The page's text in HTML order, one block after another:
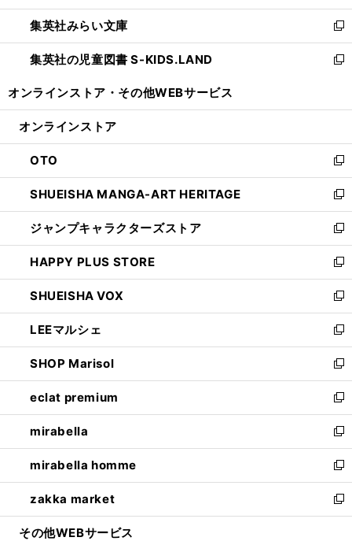
開
く
ウ
で
開
く
ン
ド
ウ
で
ウ
ィ
ン
ド
開
集英社みらい文庫
新
し
い
ン
ウ
で
開
く
集英社の児童図書 S-KIDS.LAND
新
ウ
ン
ド
ウ
で
開
く
オンラインストア・ その他WEBサービス
オンラインストア
OTO
新
し
い
ウ
ィ
ン
ド
ウ
で
開
く
SHUEISHA MANGA-ART HERITAGE
新
し
い
ウ
ィ
ン
ド
ウ
で
開
く
ジャンプキャラクターズストア
新
し
い
ウ
ィ
ン
ド
ウ
で
開
く
HAPPY PLUS STORE
新
し
い
ウ
ィ
ン
ド
ウ
で
開
く
SHUEISHA VOX
新
し
い
ウ
ィ
ン
ド
ウ
で
開
く
LEEマルシェ
新
し
い
ウ
ィ
ン
ド
ウ
で
開
く
SHOP Marisol
新
し
い
ウ
ィ
ン
ド
ウ
で
開
eclat premium
新
し
い
ウ
ィ
ン
ド
ウ
mirabella
新
し
い
ウ
ィ
ン
mirabella homme
新
し
い
ウ
zakka market
新
し
その他WEBサービス